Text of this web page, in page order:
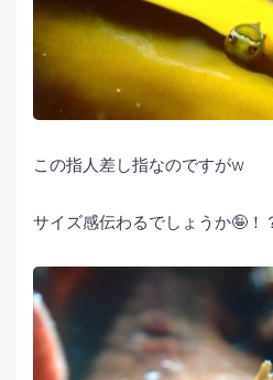
この指人差し指なのですがw
サイズ感伝わるでしょうか🤪！